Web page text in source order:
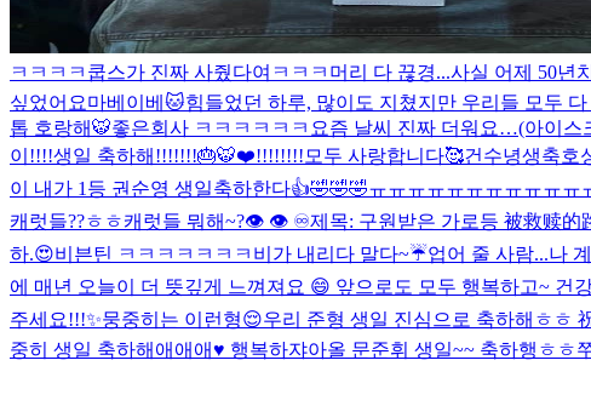
ㅋㅋㅋㅋ쿱스가 진짜 사줬다여ㅋㅋㅋ 머리 다 끊경...사실 어제 50년
싶었어요마베이베 🐱힘들었던 하루, 많이도 지쳤지만 우리들 모두
톱 호랑해🐯좋은회사 ㅋㅋㅋㅋㅋㅋ 요즘 날씨 진짜 더워요…(아이스
이!!!!생일 축하해!!!!!!!🎂🐯❤️!!!!!!!! 모두 사랑합니다🥰건수녕생축호
이 내가 1등 권순영 생일축하한다👍🤣🤣🤣ㅠㅠㅠㅠㅠㅠㅠㅠㅠㅠㅠ
캐럿들??ㅎㅎ캐럿들 뭐해~?👁️ 👁️ ♾️제목: 구원받은 가로등 被救赎的
하.😍비븐틴 ㅋㅋㅋㅋㅋㅋㅋ 비가 내리다 말다~☔️업어 줄 사람...나
에 매년 오늘이 더 뜻깊게 느껴져요 😄 앞으로도 모두 행복하고~
주세요!!!✨뭉중히는 이런형😌우리 준형 생일 진심으로 축하해ㅎㅎ
중히 생일 축하해애애애♥️ 행복하쟈아올 문준휘 생일~~ 축하행ㅎㅎ